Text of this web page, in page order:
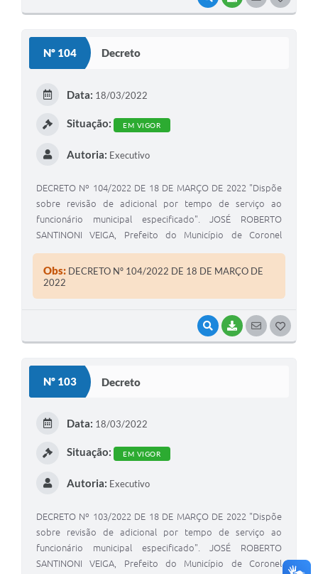
Nº 104 Decreto
VISUALIZAR
BAIXARSEGUIR
Data: 18/03/2022
Situação: EM VIGOR
Autoria: Executivo
DECRETO Nº 104/2022 DE 18 DE MARÇO DE 2022 "Dispõe
sobre revisão de adicional por tempo de serviço ao
funcionário municipal especificado". JOSÉ ROBERTO
SANTINONI VEIGA, Prefeito do Município de Coronel
legais de seu cargo.
Obs: DECRETO Nº 104/2022 DE 18 DE MARÇO DE
2022
Nº 103 Decreto
Data: 18/03/2022
Situação: EM VIGOR
Autoria: Executivo
DECRETO Nº 103/2022 DE 18 DE MARÇO DE 2022 "Dispõe
sobre revisão de adicional por tempo de serviço ao
funcionário municipal especificado". JOSÉ ROBERTO
SANTINONI VEIGA, Prefeito do Município de Coronel